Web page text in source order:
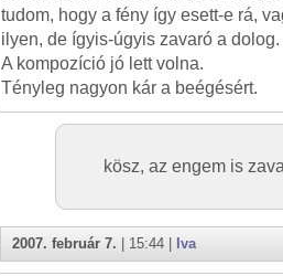
tudom, hogy a fény így esett-e rá,
ilyen, de ígyis-úgyis zavaró a dolog.
A kompozíció jó lett volna.
Tényleg nagyon kár a beégésért.
kösz, az engem is
2007. február 7. | 15:44 | Iva